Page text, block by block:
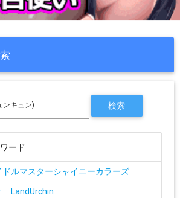
ード
ドルマスターシャイニーカラーズ
LandUrchin